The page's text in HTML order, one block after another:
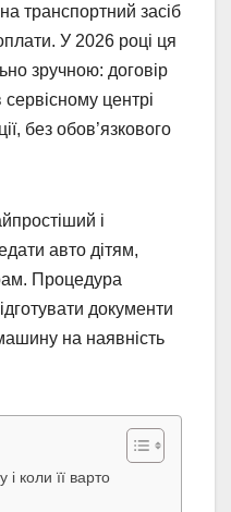
транспортний засіб
У 2026 році ця
зручною: договір
центрі
без обов’язкового
і
авто дітям,
Процедура
документи
на наявність
коли її варто